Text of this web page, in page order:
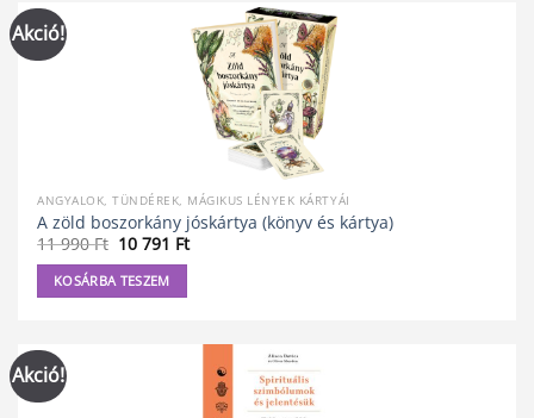
Akció!
ANGYALOK, TÜNDÉREK, MÁGIKUS LÉNYEK KÁRTYÁI
A zöld boszorkány jóskártya (könyv és kártya)
11 990Ft Original
price
was:
11
990 Ft.
10 791 FtCurrent
price
KOSÁRBA TESZEM
Akció!